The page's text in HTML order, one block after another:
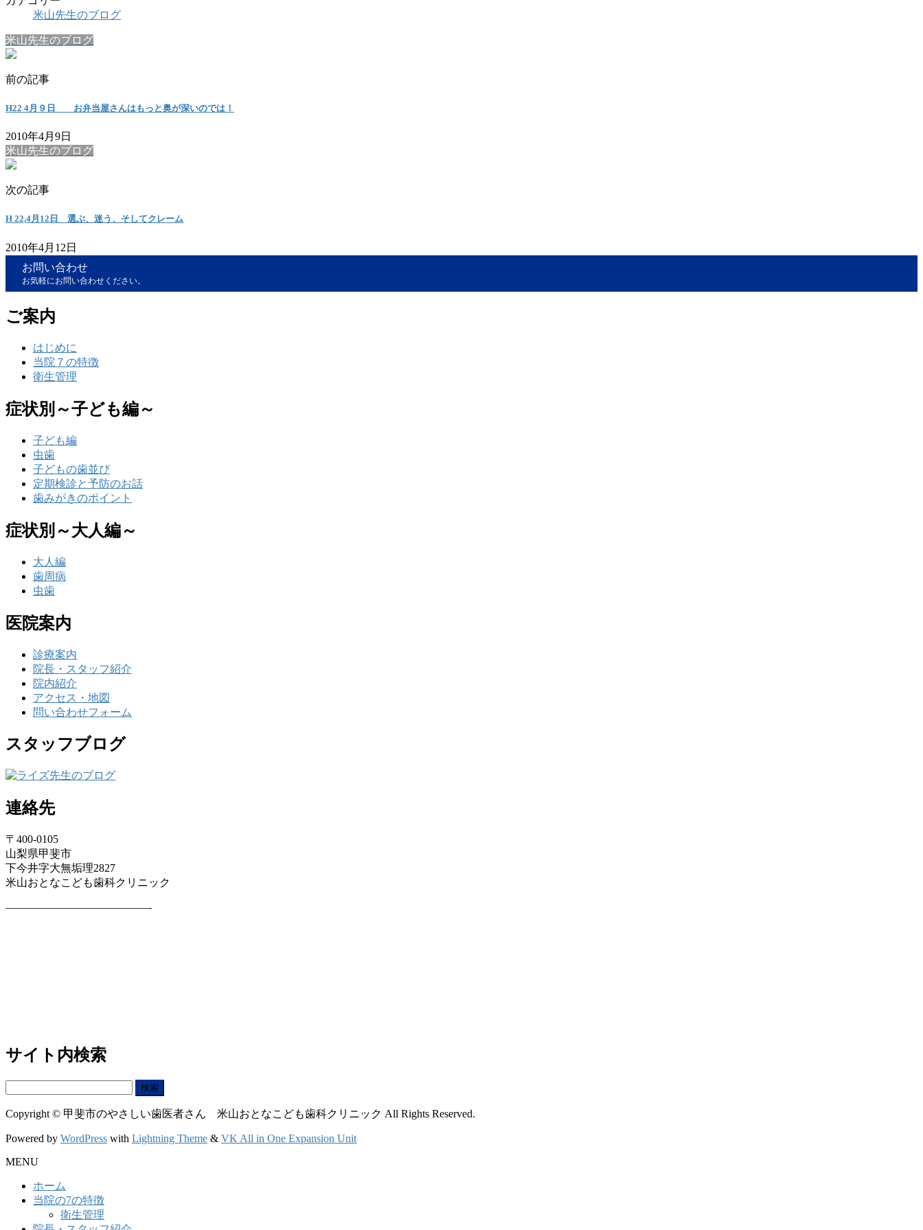
米山先生のブログ
米山先生のブログ
前の記事
H22 4月９日 お弁当屋さんはもっと奥が深いのでは！
2010年4月9日
米山先生のブログ
次の記事
H 22,4月12日 選ぶ、迷う、そしてクレーム
2010年4月12日
お問い合わせ
お気軽にお問い合わせください。
ご案内
はじめに
当院７の特徴
衛生管理
症状別～子ども編～
子ども編
虫歯
子どもの歯並び
定期検診と予防のお話
歯みがきのポイント
症状別～大人編～
大人編
歯周病
虫歯
医院案内
診療案内
院長・スタッフ紹介
院内紹介
アクセス・地図
問い合わせフォーム
スタッフブログ
連絡先
〒400-0105
山梨県甲斐市
下今井字大無垢理2827
米山おとなこども歯科クリニック
—————————————-
サイト内検索
Copyright © 甲斐市のやさしい歯医者さん 米山おとなこども歯科クリニック All Rights Reserved.
Powered by WordPress with Lightning Theme & VK All in One Expansion Unit
MENU
ホーム
当院の7の特徴
衛生管理